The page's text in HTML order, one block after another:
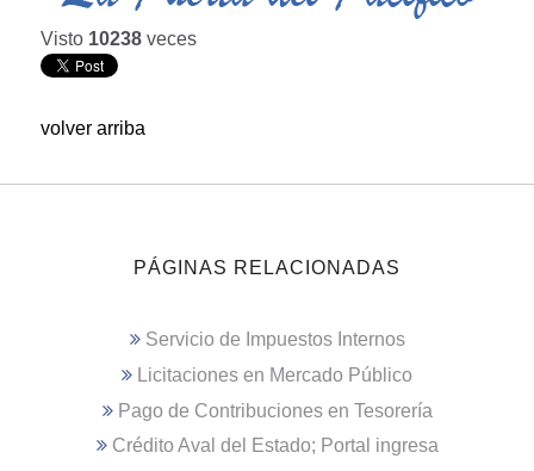
Visto 10238 veces
volver arriba
PÁGINAS RELACIONADAS
Servicio de Impuestos Internos
Licitaciones en Mercado Público
Pago de Contribuciones en Tesorería
Crédito Aval del Estado; Portal ingresa